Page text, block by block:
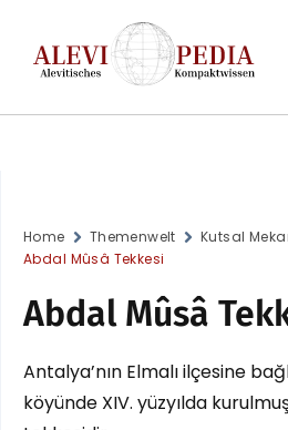
Home Themenwelt
Kutsal
Abdal Mûsâ Tekkesi
Abdal Mûsâ
Antalya’nın Elmalı ilçesine
köyünde XIV. yüzyılda